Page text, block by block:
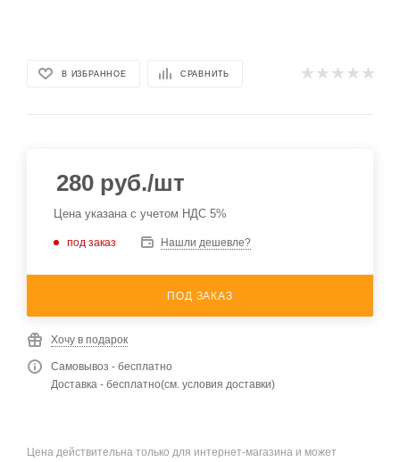
В ИЗБРАННОЕ СРАВНИТЬ
280 руб./шт
Цена указана с учетом НДС 5%
под заказ Нашли дешевле?
ПОД ЗАКАЗ
Хочу в подарок
Самовывоз - бесплатно
Доставка - бесплатно(см. условия доставки)
Цена действительна только для интернет-магазина и может